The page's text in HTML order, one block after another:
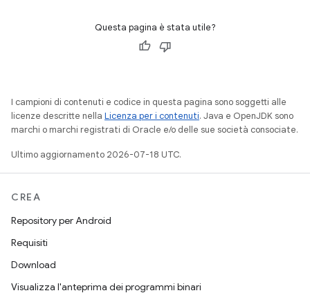
Questa pagina è stata utile?
I campioni di contenuti e codice in questa pagina sono soggetti alle
licenze descritte nella Licenza per i contenuti. Java e OpenJDK sono
marchi o marchi registrati di Oracle e/o delle sue società consociate.
Ultimo aggiornamento 2026-07-18 UTC.
CREA
Repository per Android
Requisiti
Download
Visualizza l'anteprima dei programmi binari